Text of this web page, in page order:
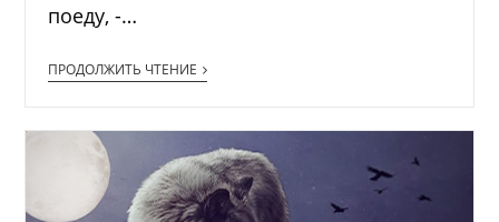
поеду, -…
ПРОДОЛЖИТЬ ЧТЕНИЕ